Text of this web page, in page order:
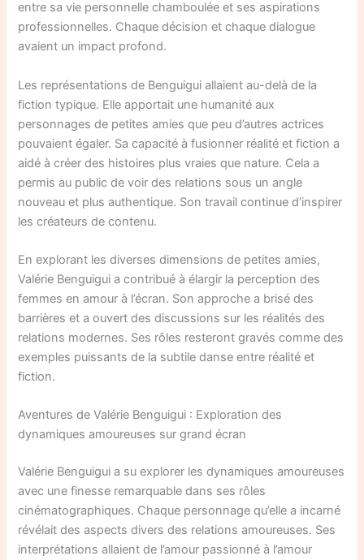
entre sa vie personnelle chamboulée et ses aspirations
professionnelles. Chaque décision et chaque dialogue
avaient un impact profond.
Les représentations de Benguigui allaient au-delà de la
fiction typique. Elle apportait une humanité aux
personnages de petites amies que peu d’autres actrices
pouvaient égaler. Sa capacité à fusionner réalité et fiction a
aidé à créer des histoires plus vraies que nature. Cela a
permis au public de voir des relations sous un angle
nouveau et plus authentique. Son travail continue d’inspirer
les créateurs de contenu.
En explorant les diverses dimensions de petites amies,
Valérie Benguigui a contribué à élargir la perception des
femmes en amour à l’écran. Son approche a brisé des
barrières et a ouvert des discussions sur les réalités des
relations modernes. Ses rôles resteront gravés comme des
exemples puissants de la subtile danse entre réalité et
fiction.
Aventures de Valérie Benguigui : Exploration des
dynamiques amoureuses sur grand écran
Valérie Benguigui a su explorer les dynamiques amoureuses
avec une finesse remarquable dans ses rôles
cinématographiques. Chaque personnage qu’elle a incarné
révélait des aspects divers des relations amoureuses. Ses
interprétations allaient de l’amour passionné à l’amour